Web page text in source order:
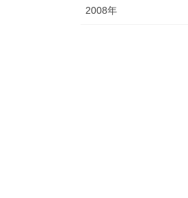
2008年